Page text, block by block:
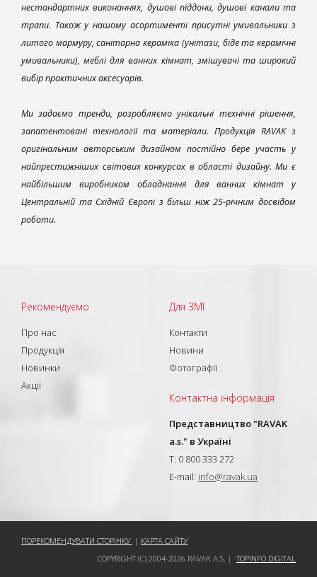
нестандартних виконаннях, душові піддони, душові канали та
трапи. Також у нашому асортименті присутні умивальники з
литого мармуру, санітарна кераміка (унітази, біде та керамічні
умивальники), меблі для ванних кімнат, змішувачі та широкий
вибір практичних аксесуарів.
Ми задаємо тренди, розробляємо унікальні технічні рішення,
запатентовані технології та матеріали. Продукція RAVAK з
оригінальним авторським дизайном постійно бере участь у
найпрестижніших світових конкурсах в області дизайну. Ми є
найбільшим виробником обладнання для ванних кімнат у
Центральній та Східній Європі з більш ніж 25-річним досвідом
роботи.
Рекомендуємо
Про нас
Продукція
Новинки
Акції
Для ЗМІ
Контакти
Новини
Фотографії
Контактна інформація
Представництво "RAVAK
a.s." в Україні
T: 0 800 333 272
E-mail: info@ravak.ua
ПОРЕКОМЕНДУВАТИ СТОРІНКУ | КАРТА САЙТУ
COPYRIGHT (C) 2004-2026 RAVAK A.S. |TOPINFO DIGITAL